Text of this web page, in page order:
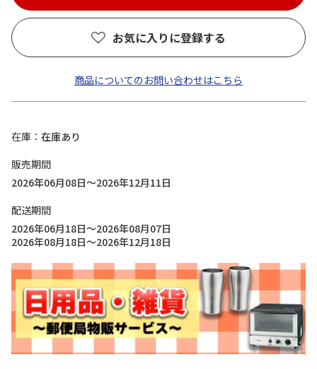
お気に入りに登録する
商品についてのお問い合わせはこちら
在庫
在庫あり
販売期間
2026年06月08日～2026年12月11日
配送期間
2026年06月18日～2026年08月07日
2026年08月18日～2026年12月18日